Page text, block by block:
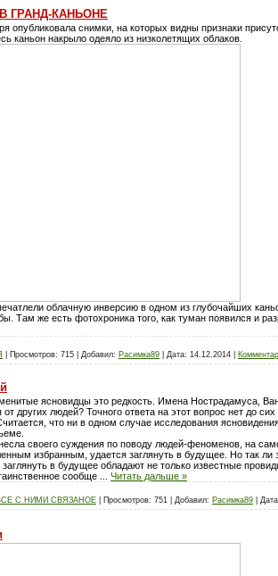
ГРАНД-КАНЬОНЕ
снимки, на которых видны признаки
каньон накрыло одеяло из низколетящих облаков.
облачную инверсию в одном из глубочайших
Там же есть фотохроника того, как туман появился и
Просмотров: 715 Добавил: Расимка89 Дата: 14.12.2014
ясновидцы это редкость. Имена Нострадамуса,
других людей? Точного ответа на этот вопрос нет до
что ни в одном случае исследования
своего суждения по поводу людей-феноменов, на
избранным, удается заглянуть в будущее. Но так ли
в будущее обладают не только известные
сообще
Читать дальше »
С НИМИ СВЯЗАНОЕ Просмотров: 751 Добавил: Расимка89